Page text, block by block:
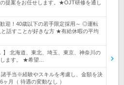
提案をお任せします。★OJT研修を通し
迎！40歳以下の若手限定採用～ ◎運転
話すことが好きな方 ★有給休暇の平均
】 北海道、東北、埼玉、東京、神奈川の
ます。 ★希望…
諸手当※経験やスキルを考慮し、金額を決
月（ 待遇の変動なし ）